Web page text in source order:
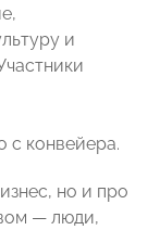
и
с конвейера.
но и про
— люди,